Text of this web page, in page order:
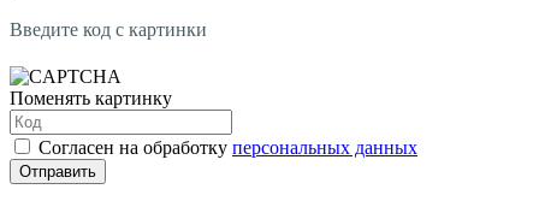
Введите код с картинки
Поменять картинку
Согласен на обработку персональных данных
Отправить